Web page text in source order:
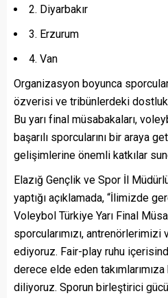
2. Diyarbakır
3. Erzurum
4. Van
Organizasyon boyunca
özverisi ve tribünlerdeki
Bu yarı final müsabakaları,
başarılı sporcularını bir araya
gelişimlerine önemli katkılar
Elazığ Gençlik ve Spor İl
yaptığı açıklamada, “İlimizde
Voleybol Türkiye Yarı Final
sporcularımızı,
ediyoruz. Fair-play ruhu
derece elde eden takımlarımıza
diliyoruz. Sporun birleştirici